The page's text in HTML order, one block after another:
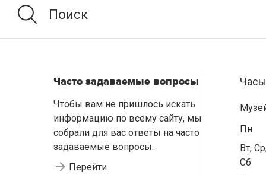
Часто задаваемые вопросы
Чтобы вам не пришлось искать
информацию по всему сайту, мы
собрали для вас ответы на часто
задаваемые вопросы.
Перейти
Пн
Вт,
Сб